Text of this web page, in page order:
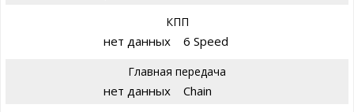
КПП
нет данных 6 Speed
Главная передача
нет данных Chain